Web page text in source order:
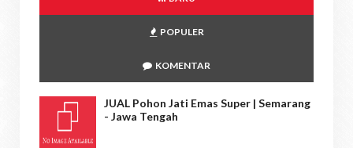
POPULER
KOMENTAR
JUAL Pohon Jati Emas Super | Semarang
- Jawa Tengah